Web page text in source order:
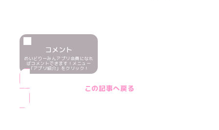
コメント
めいどりーみんアプリ会員になれ
ばコメントできます！メニュー
「アプリ紹介」をクリック！
この記事へ戻る